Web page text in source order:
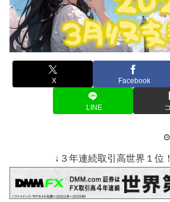
X Facebook
LINE
↓３年連続取引高世界１位